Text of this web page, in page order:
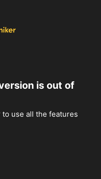
is out of
use all the features